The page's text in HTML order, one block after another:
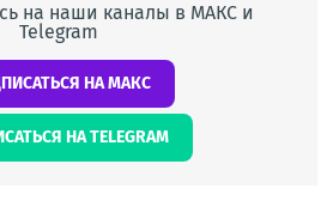
на наши каналы в МАКС и
Telegram
НА МАКС
НА TELEGRAM